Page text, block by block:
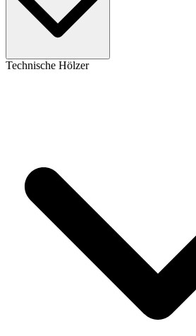
Technische Hölzer